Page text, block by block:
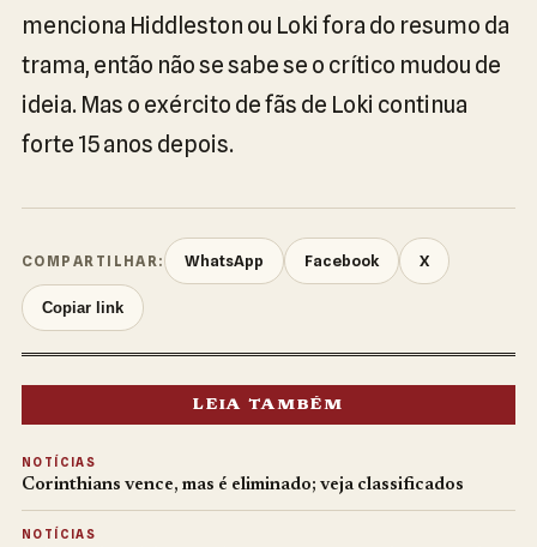
menciona Hiddleston ou Loki fora do resumo da
trama, então não se sabe se o crítico mudou de
ideia. Mas o exército de fãs de Loki continua
forte 15 anos depois.
COMPARTILHAR: WhatsApp Facebook X
Copiar link
LEIA TAMBÉM
NOTÍCIAS
Corinthians vence, mas é eliminado; veja classificados
NOTÍCIAS